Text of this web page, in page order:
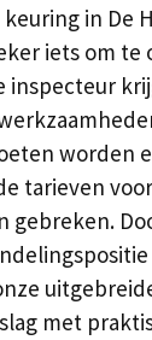
in De
iets om te
inspecteur
worden
tarieven
gebreken.
met